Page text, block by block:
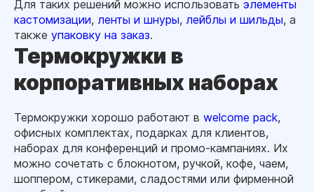
Для таких решений можно использовать элементы
кастомизации, ленты и шнуры, лейблы и шильды, а
также упаковку на заказ.
Термокружки в
корпоративных наборах
Термокружки хорошо работают в welcome pack,
офисных комплектах, подарках для клиентов,
наборах для конференций и промо-кампаниях. Их
можно сочетать с блокнотом, ручкой, кофе, чаем,
шоппером, стикерами, сладостями или фирменной